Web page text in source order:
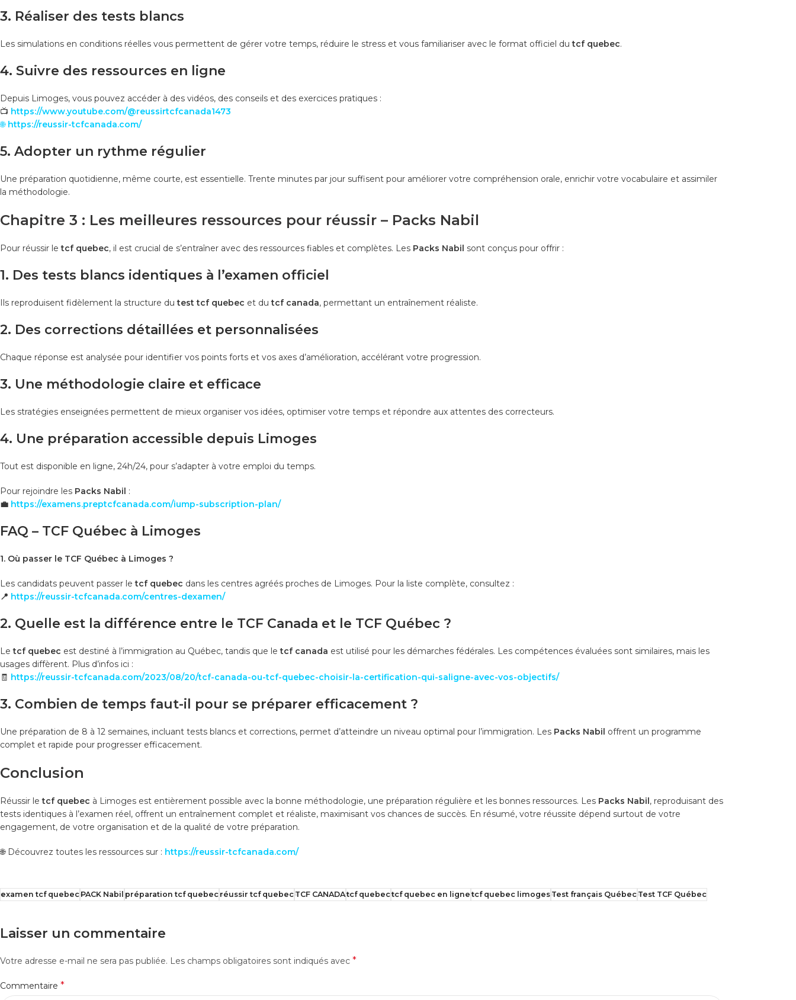
3. Réaliser des tests blancs
Les simulations en conditions réelles vous permettent de gérer votre temps, réduire le stress et vous familiariser avec le format officiel dutcf quebec.
4. Suivre des ressources en ligne
Depuis Limoges, vous pouvez accéder à des vidéos, des conseils et des exercices pratiques :
📺 https://www.youtube.com/@reussirtcfcanada1473
🌐 https://reussir-tcfcanada.com/
5. Adopter un rythme régulier
Une préparation quotidienne, même courte, est essentielle. Trente minutes par jour suffisent pour améliorer votre compréhension orale, enrichir votre vocabulaire et assimiler
la méthodologie.
Chapitre 3 : Les meilleures ressources pour réussir – Packs Nabil
Pour réussir letcf quebec, il est crucial de s’entraîner avec des ressources fiables et complètes. Les Packs Nabil sont conçus pour offrir :
1. Des tests blancs identiques à l’examen officiel
Ils reproduisent fidèlement la structure dutest tcf quebec et dutcf canada, permettant un entraînement réaliste.
2. Des corrections détaillées et personnalisées
Chaque réponse est analysée pour identifier vos points forts et vos axes d’amélioration, accélérant votre progression.
3. Une méthodologie claire et efficace
Les stratégies enseignées permettent de mieux organiser vos idées, optimiser votre temps et répondre aux attentes des correcteurs.
4. Une préparation accessible depuis Limoges
Tout est disponible en ligne, 24h/24, pour s’adapter à votre emploi du temps.
Pour rejoindre les Packs Nabil :
💼 https://examens.preptcfcanada.com/iump-subscription-plan/
FAQ – TCF Québec à Limoges
1. Où passer le TCF Québec à Limoges ?
Les candidats peuvent passer letcf quebec dans les centres agréés proches de Limoges. Pour la liste complète, consultez :
📍 https://reussir-tcfcanada.com/centres-dexamen/
2. Quelle est la différence entre le TCF Canada et le TCF Québec ?
Letcf quebec est destiné à l’immigration au Québec, tandis que letcf canada est utilisé pour les démarches fédérales. Les compétences évaluées sont similaires, mais les
usages diffèrent. Plus d’infos ici :
🧾 https://reussir-tcfcanada.com/2023/08/20/tcf-canada-ou-tcf-quebec-choisir-la-certification-qui-saligne-avec-vos-objectifs/
3. Combien de temps faut-il pour se préparer efficacement ?
Une préparation de 8 à 12 semaines, incluant tests blancs et corrections, permet d’atteindre un niveau optimal pour l’immigration. Les Packs Nabil offrent un programme
complet et rapide pour progresser efficacement.
Conclusion
Réussir letcf quebec à Limoges est entièrement possible avec la bonne méthodologie, une préparation régulière et les bonnes ressources. Les Packs Nabil, reproduisant des
tests identiques à l’examen réel, offrent un entraînement complet et réaliste, maximisant vos chances de succès. En résumé, votre réussite dépend surtout de votre
engagement, de votre organisation et de la qualité de votre préparation.
🌐 Découvrez toutes les ressources sur : https://reussir-tcfcanada.com/
examen tcf quebecPACK Nabil préparation tcf quebecréussir tcf quebecTCF CANADAtcf quebectcf quebec en ligne tcf quebec limogesTest français QuébecTest TCF Québec
Laisser un commentaire
Votre adresse e-mail ne sera pas publiée. Les champs obligatoires sont indiqués avec *
Commentaire *